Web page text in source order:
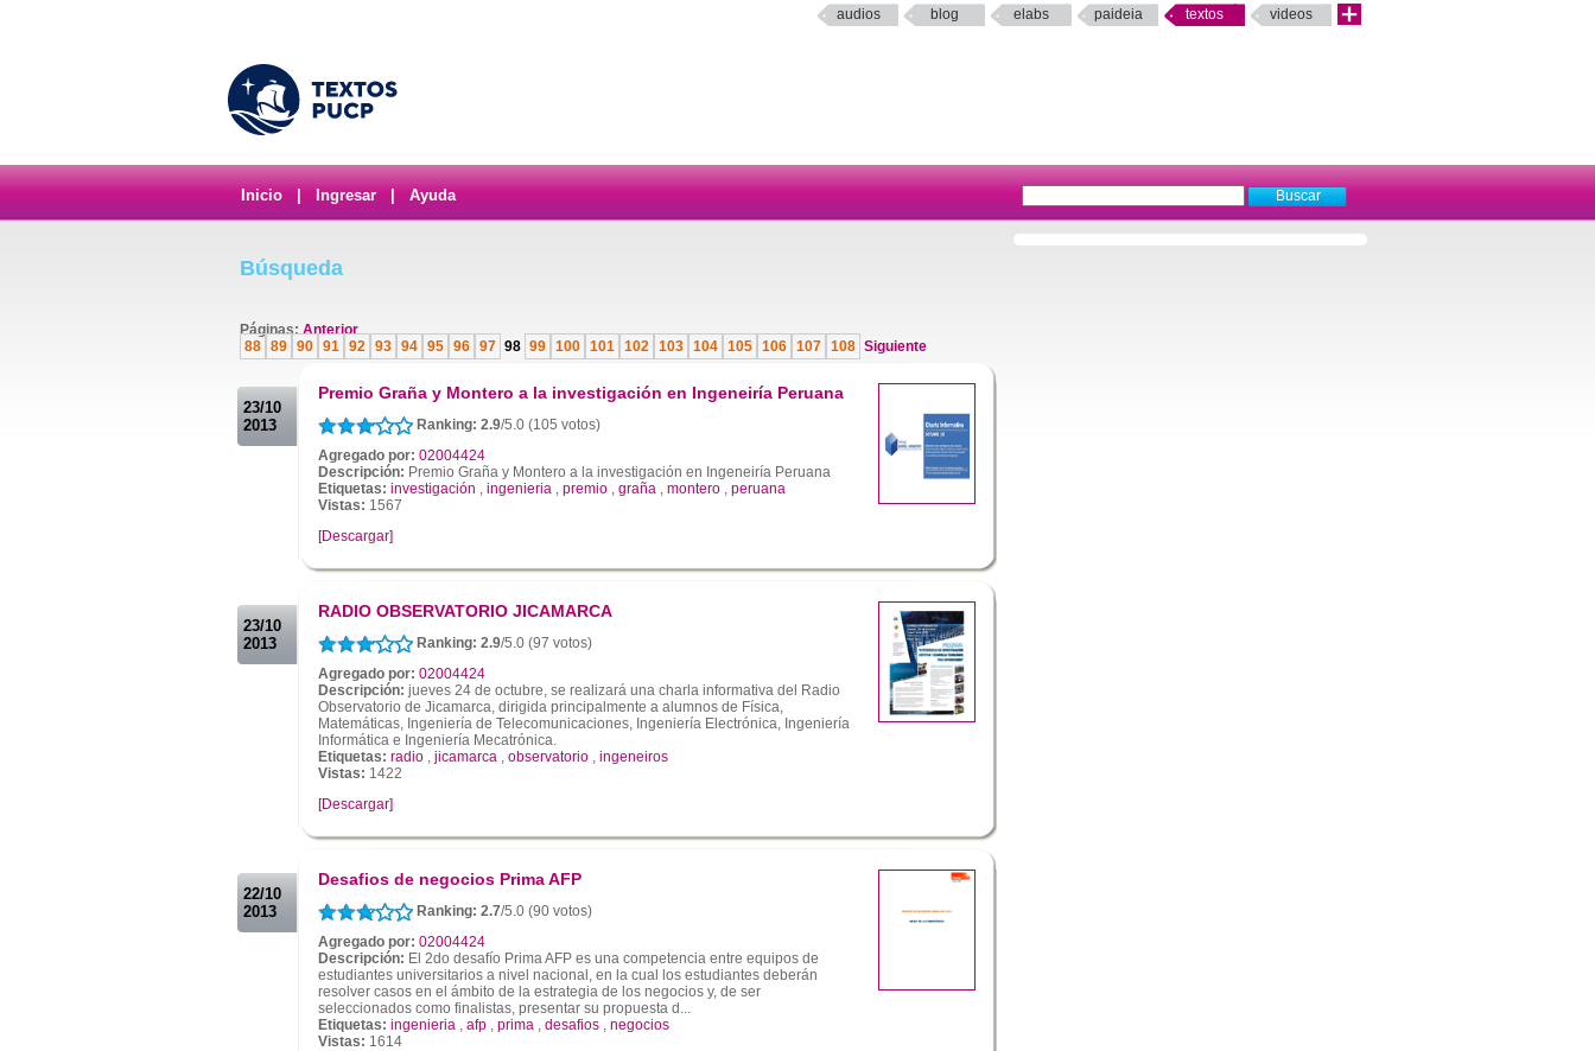
audios blog elabs paideia textos videos
Inicio Ingresar Ayuda
Búsqueda
Páginas:Anterior
88 89 90 91 92 93 94 95 96 97 98 99 100 101 102 103 104 105 106 107 108 Siguiente
23/10
2013
.
Premio Graña y Montero a la investigación en Ingeneiría Peruana
Ranking: 2.9/5.0 (105 votos)
Agregado por: 02004424
Descripción: Premio Graña y Montero a la investigación en Ingeneiría Peruana
Etiquetas: investigación , ingenieria , premio , graña , montero , peruana
Vistas: 1567
[Descargar]
23/10
2013
RADIO OBSERVATORIO JICAMARCA
Ranking: 2.9/5.0 (97 votos)
Agregado por: 02004424
Descripción: jueves 24 de octubre, se realizará una charla informativa del Radio
Observatorio de Jicamarca, dirigida principalmente a alumnos de Física,
Matemáticas, Ingeniería de Telecomunicaciones, Ingeniería Electrónica, Ingeniería
Informática e Ingeniería Mecatrónica.
Etiquetas: radio , jicamarca , observatorio , ingeneiros
Vistas: 1422
[Descargar]
22/10
2013
Desafios de negocios Prima AFP
Ranking: 2.7/5.0 (90 votos)
Agregado por: 02004424
Descripción: El 2do desafío Prima AFP es una competencia entre equipos de
estudiantes universitarios a nivel nacional, en la cual los estudiantes deberán
resolver casos en el ámbito de la estrategia de los negocios y, de ser
seleccionados como finalistas, presentar su propuesta d...
Etiquetas: ingenieria , afp , prima , desafios , negocios
Vistas: 1614